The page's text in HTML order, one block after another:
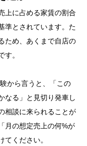
上に占める家賃の割合
準とされています。た
ため、あくまで自店の
す。
から言うと、「この
なる」と見切り発車し
相談に来られることが
月の想定売上の何%が
ください。